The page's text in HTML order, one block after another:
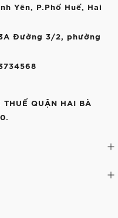
Yên, P.Phố Huế, Hai
Đường 3/2, phường
THUẾ QUẬN HAI BÀ